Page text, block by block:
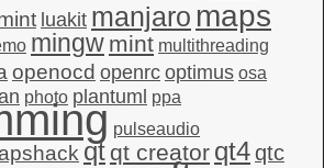
luakit manjaro maps
mingw mint multithreading
openocd openrc optimus osa
photo plantuml ppa
pulseaudio
qt qt creator qt4qtc